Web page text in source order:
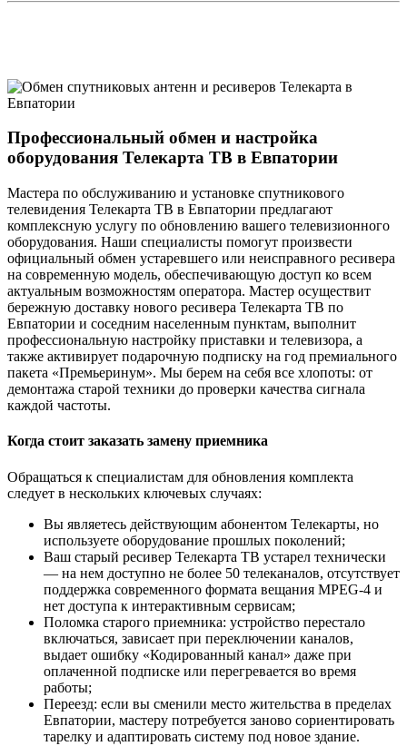
Профессиональный обмен и настройка
оборудования Телекарта ТВ в Евпатории
Мастера по обслуживанию и установке спутникового
телевидения Телекарта ТВ в Евпатории предлагают
комплексную услугу по обновлению вашего телевизионного
оборудования. Наши специалисты помогут произвести
официальный обмен устаревшего или неисправного ресивера
на современную модель, обеспечивающую доступ ко всем
актуальным возможностям оператора. Мастер осуществит
бережную доставку нового ресивера Телекарта ТВ по
Евпатории и соседним населенным пунктам, выполнит
профессиональную настройку приставки и телевизора, а
также активирует подарочную подписку на год премиального
пакета «Премьеринум». Мы берем на себя все хлопоты: от
демонтажа старой техники до проверки качества сигнала
каждой частоты.
Когда стоит заказать замену приемника
Обращаться к специалистам для обновления комплекта
следует в нескольких ключевых случаях:
Вы являетесь действующим абонентом Телекарты, но
используете оборудование прошлых поколений;
Ваш старый ресивер Телекарта ТВ устарел технически
— на нем доступно не более 50 телеканалов, отсутствует
поддержка современного формата вещания MPEG-4 и
нет доступа к интерактивным сервисам;
Поломка старого приемника: устройство перестало
включаться, зависает при переключении каналов,
выдает ошибку «Кодированный канал» даже при
оплаченной подписке или перегревается во время
работы;
Переезд: если вы сменили место жительства в пределах
Евпатории, мастеру потребуется заново сориентировать
тарелку и адаптировать систему под новое здание.